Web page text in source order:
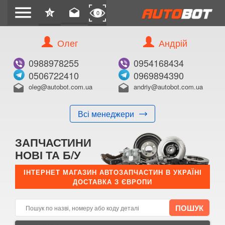
menu star
0 drafts 0
Олег
0988978255
0506722410
drafts oleg@autobot.com.ua
Всі менеджери
Андрій
0954168434
0969894390
drafts andriy@autobot.com.ua
ЗАПЧАСТИНИ
НОВІ ТА Б/У
ІНТЕРНЕТ МАГАЗИН АВТОЗАПЧАСТИН В УКРАЇНІ
ДОСТАВКА З ЄВРОПИ
КУПИТИ
Оригінальний номер:
Примітка:
E-mail:
Телефон: